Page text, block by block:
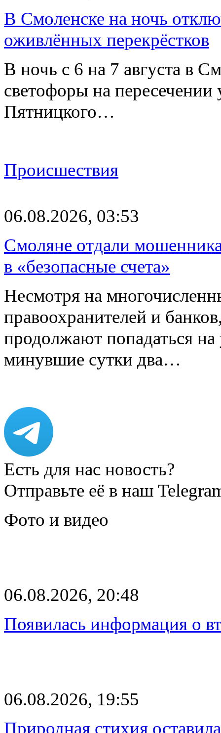
В Смоленске на ночь
оживлённых перекрёстков
В ночь с 6 на 7 августа в
светофоры на
Пятницкого…
Происшествия
06.08.2026, 03:53
Смоляне отдали
в «безопасные счета»
Несмотря на
правоохранителей и
продолжают попадаться
минувшие сутки два…
Есть для нас новость?
Отправьте её в наш
Фото и видео
06.08.2026, 20:48
Появилась информация о
06.08.2026, 19:55
Природная стихия